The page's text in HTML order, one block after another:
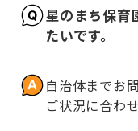
星のまち保育
たいです。
自治体までお
ご状況に合わ